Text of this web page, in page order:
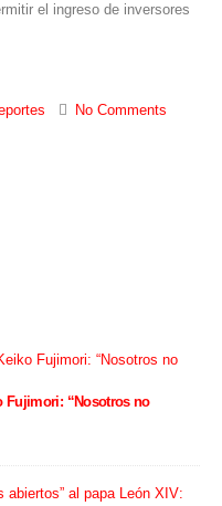
el ingreso de inversores
No Comments
Fujimori: “Nosotros no